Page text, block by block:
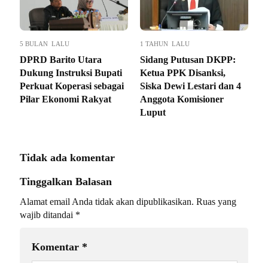
5 BULAN LALU
DPRD Barito Utara
Dukung Instruksi Bupati
Perkuat Koperasi sebagai
Pilar Ekonomi Rakyat
1 TAHUN LALU
Sidang Putusan DKPP:
Ketua PPK Disanksi,
Siska Dewi Lestari dan 4
Anggota Komisioner
Luput
Tidak ada komentar
Tinggalkan Balasan
Alamat email Anda tidak akan dipublikasikan. Ruas yang
wajib ditandai *
Komentar *